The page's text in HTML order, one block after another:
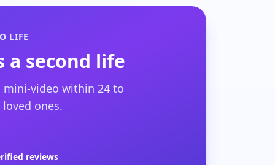
LIFE
a second life
mini-video within 24 to
ones.
reviews